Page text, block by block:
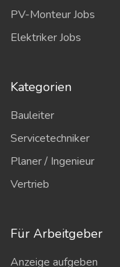
PV-Monteur Jobs
Elektriker Jobs
Kategorien
Bauleiter
Servicetechniker
Planer / Ingenieur
Vertrieb
Für Arbeitgeber
Anzeige aufgeben